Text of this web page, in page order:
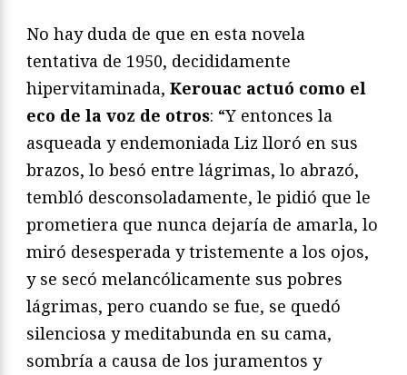
No hay duda de que en esta novela
tentativa de 1950, decididamente
hipervitaminada, Kerouac actuó como el
eco de la voz de otros: “Y entonces la
asqueada y endemoniada Liz lloró en sus
brazos, lo besó entre lágrimas, lo abrazó,
tembló desconsoladamente, le pidió que le
prometiera que nunca dejaría de amarla, lo
miró desesperada y tristemente a los ojos,
y se secó melancólicamente sus pobres
lágrimas, pero cuando se fue, se quedó
silenciosa y meditabunda en su cama,
sombría a causa de los juramentos y